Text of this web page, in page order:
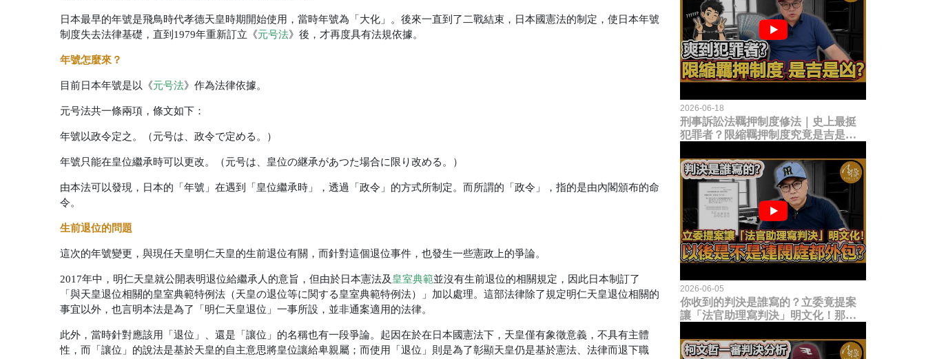
日本最早的年號是飛鳥時代孝德天皇時期開始使用，當時年號為「大化」。後來一直到了二戰結束，日本國憲法的制定，使日本年號
制度失去法律基礎，直到1979年重新訂立《元号法》 後，才再度具有法規依據。
年號怎麼來？
目前日本年號是以《元号法》 作為法律依據。
元号法共一條兩項，條文如下：
年號以政令定之。（元号は、政令で定める。）
年號只能在皇位繼承時可以更改。（元号は、皇位の継承があつた場合に限り改める。）
由本法可以發現，日本的「年號」在遇到「皇位繼承時」，透過「政令」的方式所制定。而所謂的「政令」，指的是由內閣頒布的命
令。
生前退位的問題
這次的年號變更，與現任天皇明仁天皇的生前退位有關，而針對這個退位事件，也發生一些憲政上的爭論。
2017年中，明仁天皇就公開表明退位給繼承人的意旨，但由於日本憲法及 皇室典範並沒有生前退位的相關規定，因此日本制訂了
「與天皇退位相關的皇室典範特例法（天皇の退位等に関する皇室典範特例法）」加以處理。這部法律除了規定明仁天皇退位相關的
事宜以外，也言明本法是為了「明仁天皇退位」一事所設，並非通案適用的法律。
此外，當時針對應該用「退位」、還是「讓位」的名稱也有一段爭論。起因在於在日本國憲法下，天皇僅有象徵意義，不具有主體
性，而「讓位」的說法是基於天皇的自主意思將皇位讓給卑親屬；而使用「退位」則是為了彰顯天皇仍是基於憲法、法律而退下職
2026-06-18
刑事訴訟法羈押制度修法｜史上最挺
犯罪者？限縮羈押制度究竟是吉是
2026-06-05
你收到的判決是誰寫的？立委竟提案
讓「法官助理寫判決」明文化！那以